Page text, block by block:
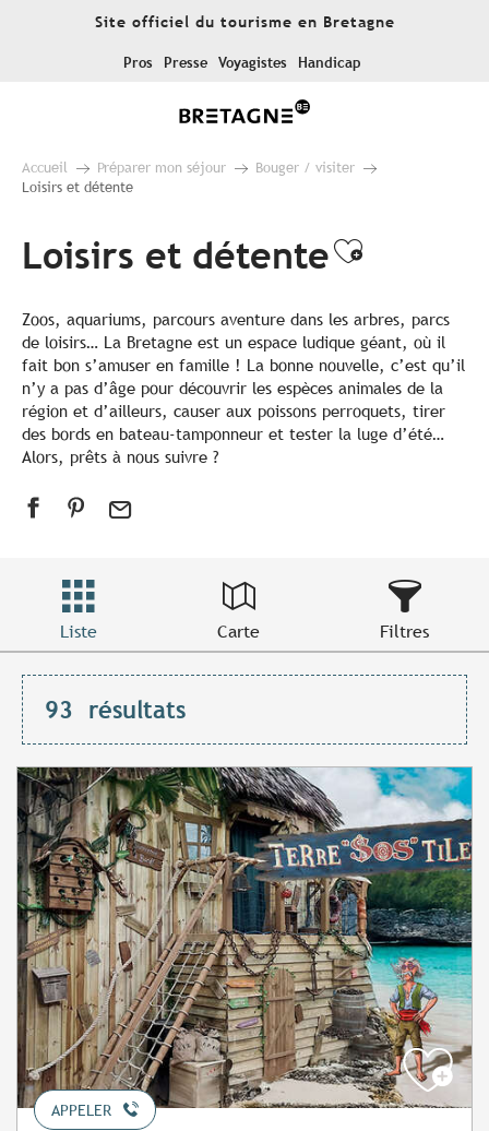
Site officiel du tourisme en Bretagne
Pros Presse Voyagistes Handicap
Accueil Préparer mon séjour
Bouger / visiter
Loisirs et détente
Loisirs et détenteAjouter
Zoos, aquariums, parcours aventure dans les arbres, parcs
de loisirs… La Bretagne est un espace ludique géant, où il
fait bon s’amuser en famille ! La bonne nouvelle, c’est qu’il
n’y a pas d’âge pour découvrir les espèces animales de la
région et d’ailleurs, causer aux poissons perroquets, tirer
des bords en bateau-tamponneur et tester la luge d’été…
Alors, prêts à nous suivre ?
Liste Carte Filtres
93 résultats
APPELER